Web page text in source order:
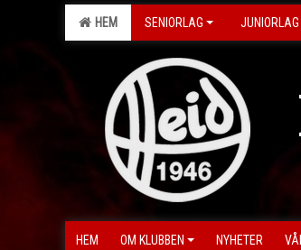
HEM SENIORLAG JUNIORLAG
HEM OM KLUBBEN NYHETER